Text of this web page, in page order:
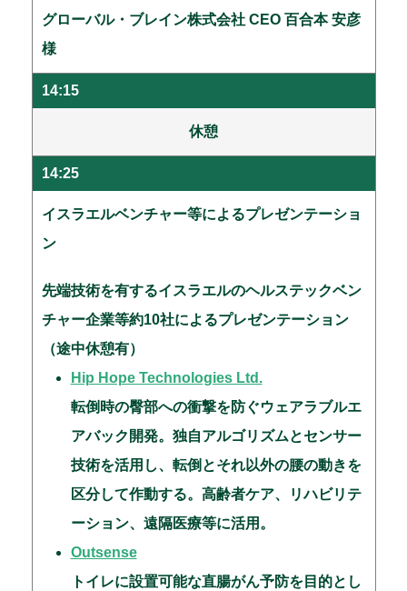
グローバル・ブレイン株式会社 CEO 百合本 安彦
様
14:15
休憩
14:25
イスラエルベンチャー等によるプレゼンテーショ
ン
先端技術を有するイスラエルのヘルステックベン
チャー企業等約10社によるプレゼンテーション
（途中休憩有）
Hip Hope Technologies Ltd.
転倒時の臀部への衝撃を防ぐウェアラブルエ
アバック開発。独自アルゴリズムとセンサー
技術を活用し、転倒とそれ以外の腰の動きを
区分して作動する。高齢者ケア、リハビリテ
ーション、遠隔医療等に活用。
Outsense
トイレに設置可能な直腸がん予防を目的とし